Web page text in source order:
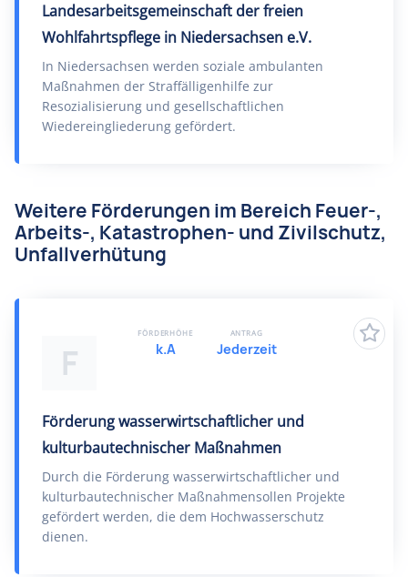
Landesarbeitsgemeinschaft der freien
Wohlfahrtspflege in Niedersachsen e.V.
In Niedersachsen werden soziale ambulanten
Maßnahmen der Straffälligenhilfe zur
Resozialisierung und gesellschaftlichen
Wiedereingliederung gefördert.
Weitere Förderungen im Bereich Feuer-,
Arbeits-, Katastrophen- und Zivilschutz,
Unfallverhütung
F
Förderung wasserwirtschaftlicher und
kulturbautechnischer Maßnahmen
Durch die Förderung wasserwirtschaftlicher und
kulturbautechnischer Maßnahmensollen Projekte
gefördert werden, die dem Hochwasserschutz
dienen.
FÖRDERHÖHE
k.A
ANTRAG
Jederzeit